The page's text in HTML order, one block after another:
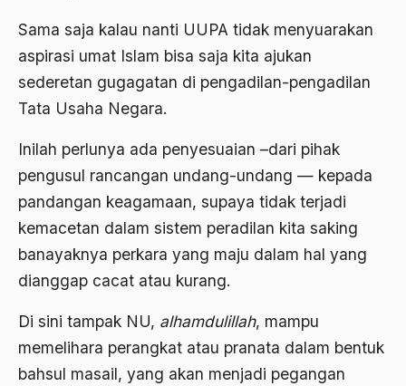
Sama saja kalau nanti UUPA tidak menyuarakan
aspirasi umat Islam bisa saja kita ajukan
sederetan gugagatan di pengadilan-pengadilan
Tata Usaha Negara.
Inilah perlunya ada penyesuaian –dari pihak
pengusul rancangan undang-undang — kepada
pandangan keagamaan, supaya tidak terjadi
kemacetan dalam sistem peradilan kita saking
banayaknya perkara yang maju dalam hal yang
dianggap cacat atau kurang.
Di sini tampak NU, alhamdulillah, mampu
memelihara perangkat atau pranata dalam bentuk
bahsul masail, yang akan menjadi pegangan
Bill Clinton
Bio-mass
Biografi
Biografi Kiai Bisri Syansuri
birokrasi
Birokrasi Agama
Birokrasi Pemerintah
Birokrasi Politik
Birokrasi Sosialis